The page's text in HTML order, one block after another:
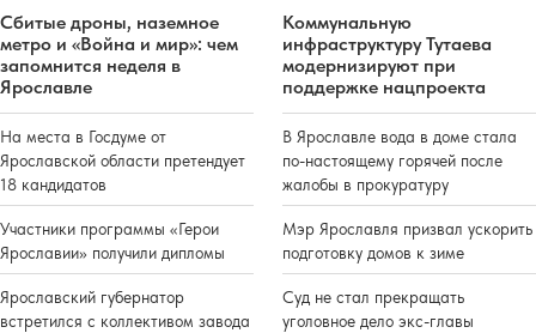
Сбитые дроны, наземное
метро и «Война и мир»: чем
запомнится неделя в
Ярославле
На места в Госдуме от
Ярославской области претендует
18 кандидатов
Участники программы «Герои
Ярославии» получили дипломы
Ярославский губернатор
встретился с коллективом завода
Коммунальную
инфраструктуру Тутаева
модернизируют при
поддержке нацпроекта
В Ярославле вода в доме стала
по-настоящему горячей после
жалобы в прокуратуру
Мэр Ярославля призвал ускорить
подготовку домов к зиме
Суд не стал прекращать
уголовное дело экс-главы